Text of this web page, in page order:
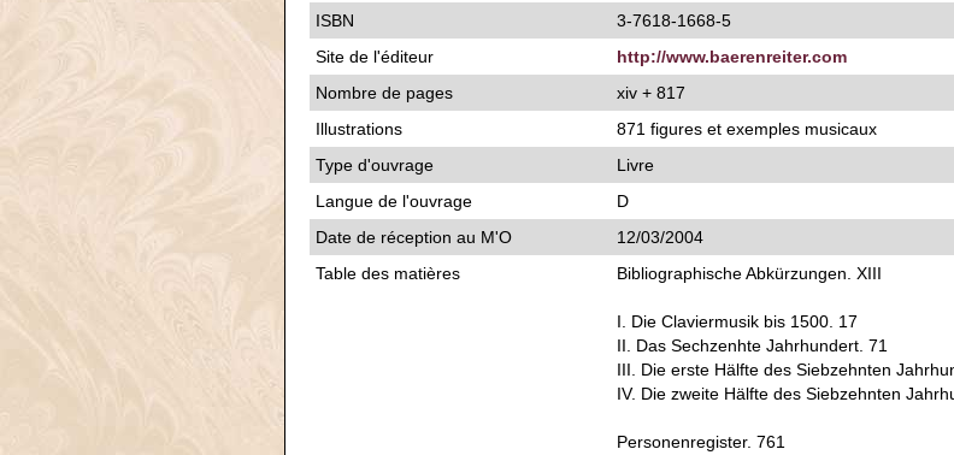
ISBN
3-7618-1668-5
Site de l'éditeur
http://www.baerenreiter.com
Nombre de pages
xiv + 817
Illustrations
871 figures et exemples musicaux
Type d'ouvrage
Livre
Langue de l'ouvrage
D
Date de réception au M'O
12/03/2004
Table des matières
Bibliographische Abkürzungen. XIII
I. Die Claviermusik bis 1500. 17
II. Das Sechzenhte Jahrhundert. 71
III. Die erste Hälfte des Siebzehnten
IV. Die zweite Hälfte des Siebzehnten
Personenregister. 761